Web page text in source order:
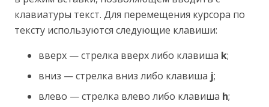
клавиатуры текст. Для перемещения курсора по
тексту используются следующие клавиши:
вверх — стрелка вверх либо клавиша k;
вниз — стрелка вниз либо клавиша j;
влево — стрелка влево либо клавиша h;